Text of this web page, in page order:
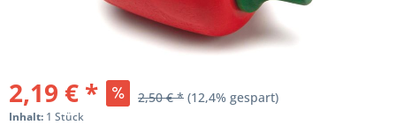
2,19 € * 2,50 € * (12,4% gespart)
Inhalt: 1 Stück